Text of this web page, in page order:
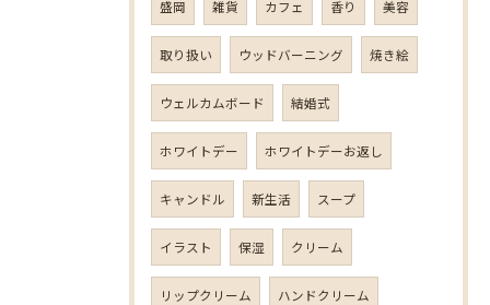
盛岡 雑貨 カフェ 香り 美容
取り扱い ウッドバーニング 焼き絵
ウェルカムボード 結婚式
ホワイトデー ホワイトデーお返し
キャンドル 新生活 スープ
イラスト 保湿 クリーム
リップクリーム ハンドクリーム